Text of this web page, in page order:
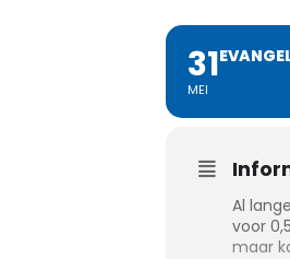
31
MEI
Al
voor
maar